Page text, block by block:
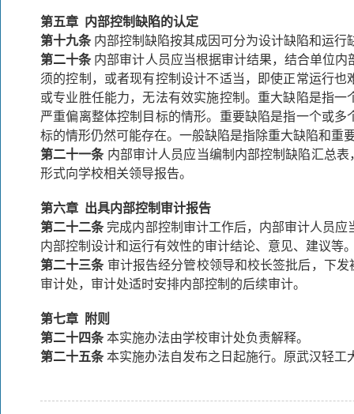
第五章 内部控制缺陷的认定
第十九条 内部控制缺陷按其成因可分为设计缺陷和运
第二十条 内部审计人员应当根据审计结果，结合单位
须的控制，或者现有控制设计不适当，即使正常运行
或专业胜任能力，无法有效实施控制。重大缺陷是指
严重偏离整体控制目标的情形。重要缺陷是指一个或
标的情形仍然可能存在。一般缺陷是指除重大缺陷和重
第二十一条 内部审计人员应当编制内部控制缺陷汇总
形式向学校相关领导报告。
第六章 出具内部控制审计报告
第二十二条 完成内部控制审计工作后，内部审计人员
内部控制设计和运行有效性的审计结论、意见、建议等
第二十三条 审计报告经分管校领导和校长签批后，下
审计处，审计处适时安排内部控制的后续审计。
第七章 附则
第二十四条本实施办法由学校审计处负责解释。
第二十五条本实施办法自发布之日起施行。原武汉轻工